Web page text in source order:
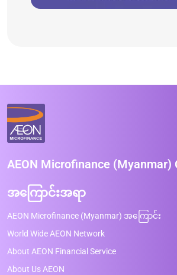
AEON Microfinance (Myanmar)
အကြောင်းအရာ
AEON Microfinance (Myanmar) အကြောင်း
World Wide AEON Network
About AEON Financial Service
About Us AEON